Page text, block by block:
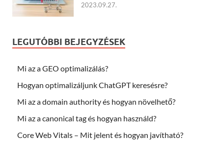
2023.09.27.
LEGUTÓBBI BEJEGYZÉSEK
Mi az a GEO optimalizálás?
Hogyan optimalizáljunk ChatGPT keresésre?
Mi az a domain authority és hogyan növelhető?
Mi az a canonical tag és hogyan használd?
Core Web Vitals – Mit jelent és hogyan javítható?